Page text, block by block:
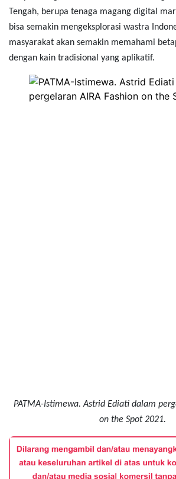
Tengah, berupa tenaga magang digital
bisa semakin mengeksplorasi wastra
masyarakat akan semakin memahami
dengan kain tradisional yang aplikatif.
PATMA-Istimewa.Astrid Ediati dalam
on the Spot 2021.